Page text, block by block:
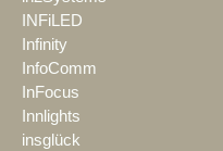
INFiLED
Infinity
InfoComm
InFocus
Innlights
insglück